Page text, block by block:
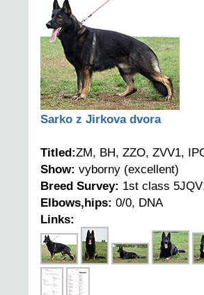
Sarko z Jirkova dvora
Titled:ZM, BH, ZZO, ZVV1,
Show: vyborny (excellent)
Breed Survey: 1st class
Elbows,hips: 0/0, DNA
Links: